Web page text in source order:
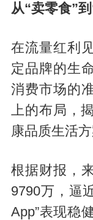
从“卖零食”
在流量红利
定品牌的生
消费市场的
上的布局，
康品质生活
根据财报，
9790万，逼
App”表现稳